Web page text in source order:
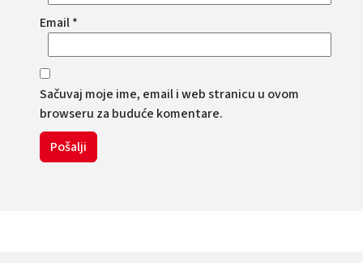
Email*
Sačuvaj moje ime, email i web stranicu u ovom
browseru za buduće komentare.